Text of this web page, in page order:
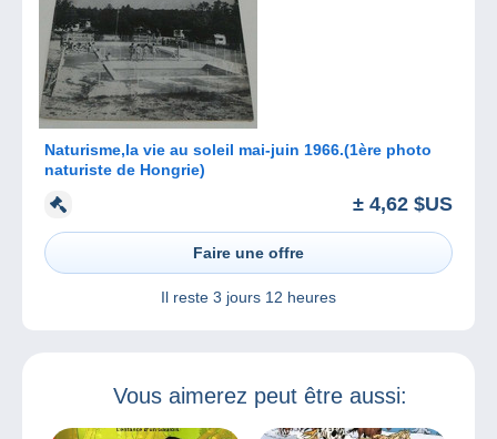
Naturisme,la vie au soleil mai-juin 1966.(1ère photo
naturiste de Hongrie)
± 4,62 $US
Faire une offre
Il reste 3 jours 12 heures
Vous aimerez peut être aussi: